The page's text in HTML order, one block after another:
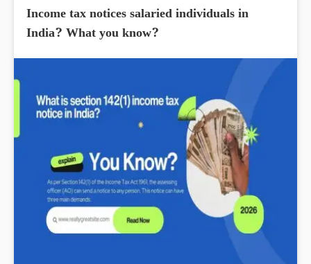
Income tax notices salaried individuals in
India? What you know?